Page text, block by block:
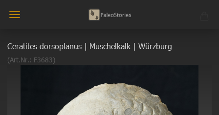
Ceratites dorsoplanus | Muschelkalk | Würzburg
(Art.Nr.: F3683)